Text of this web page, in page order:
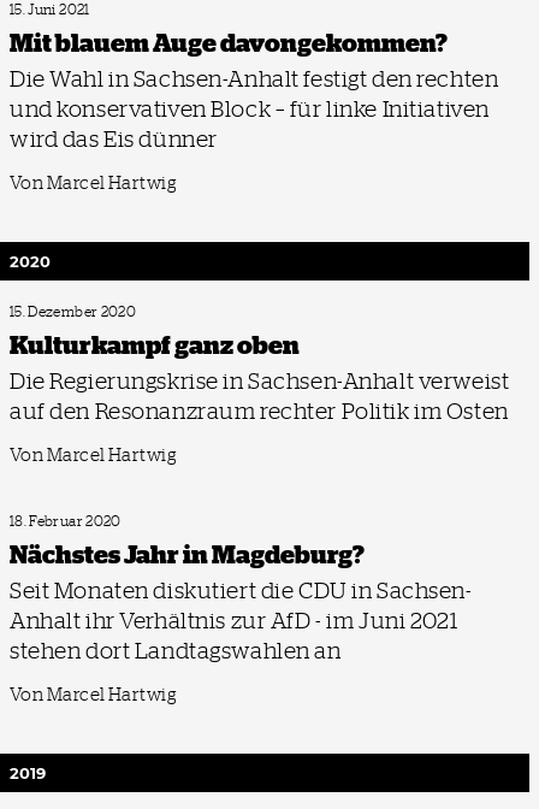
15. Juni 2021
Mit blauem Auge davongekommen?
Die Wahl in Sachsen-Anhalt festigt den rechten
und konservativen Block – für linke Initiativen
wird das Eis dünner
Von Marcel Hartwig
2020
15. Dezember 2020
Kulturkampf ganz oben
Die Regierungskrise in Sachsen-Anhalt verweist
auf den Resonanzraum rechter Politik im Osten
Von Marcel Hartwig
18. Februar 2020
Nächstes Jahr in Magdeburg?
Seit Monaten diskutiert die CDU in Sachsen-
Anhalt ihr Verhältnis zur AfD - im Juni 2021
stehen dort Landtagswahlen an
Von Marcel Hartwig
2019